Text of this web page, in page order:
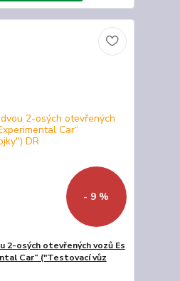
- 9 %
2-osých otevřených vozů Es
Car“ ("Testovací vůz